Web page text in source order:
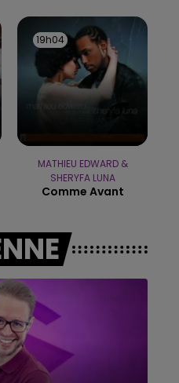
19h04
19h04
MATHIEU EDWARD &
SHERYFA LUNA
Comme Avant